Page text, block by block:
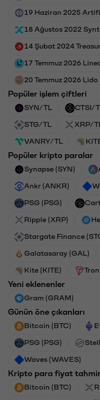
19 Haziran 2025
18 Ağustos 2022
14 Şubat 2024
17 Temmuz 2026
20 Temmuz 2026 Lido
Popüler işlem çiftleri
SYN/TL CTSI/
STG/TL XRP/
VANRY/TL
Popüler kripto paralar
Synapse (SYN)
Ankr (ANKR)
PSG (PSG)
Ripple (XRP)
Stargate Finance
Galatasaray (GAL)
Kite (KITE)
Yeni eklenenler
Gram (GRAM)
Günün öne çıkanları
Bitcoin (BTC)
PSG (PSG)
Waves (WAVES)
Kripto para fiyat
Bitcoin (BTC)